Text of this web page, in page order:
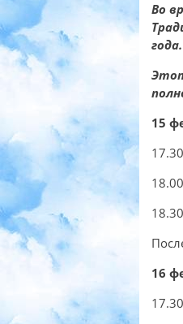
Во
15
16